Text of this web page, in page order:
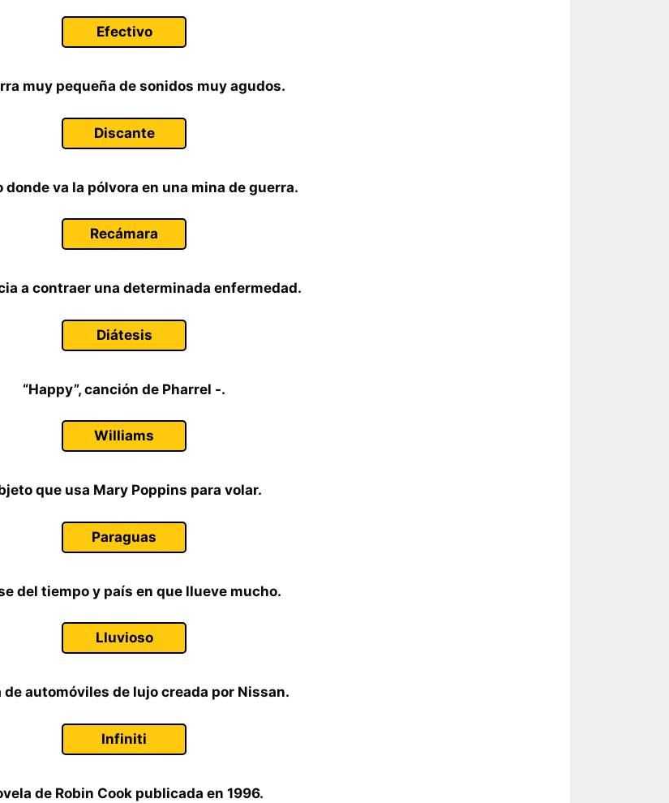
Efectivo
muy pequeña de sonidos muy agudos.
Discante
donde va la pólvora en una mina de guerra.
Recámara
a contraer una determinada enfermedad.
Diátesis
“Happy”, canción de Pharrel -.
Williams
que usa Mary Poppins para volar.
Paraguas
del tiempo y país en que llueve mucho.
Lluvioso
de automóviles de lujo creada por Nissan.
Infiniti
de Robin Cook publicada en 1996.